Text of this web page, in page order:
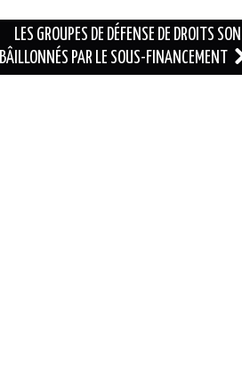
LES GROUPES DE DÉFENSE DE DROITS SONT
BÂILLONNÉS PAR LE SOUS-FINANCEMENT